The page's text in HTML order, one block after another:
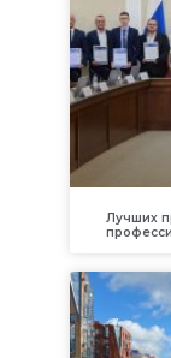
Лучших